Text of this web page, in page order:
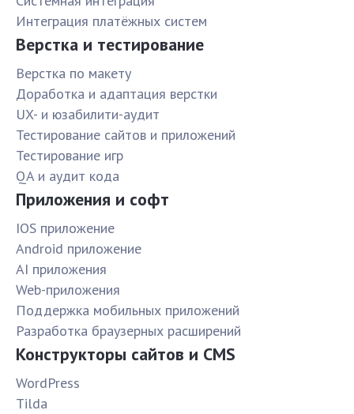
Интеграция платёжных систем
Верстка и тестирование
Верстка по макету
Доработка и адаптация верстки
UX- и юзабилити-аудит
Тестирование сайтов и приложений
Тестирование игр
QA и аудит кода
Приложения и софт
IOS приложение
Android приложение
AI приложения
Web-приложения
Поддержка мобильных приложений
Разработка браузерных расширений
Конструкторы сайтов и CMS
WordPress
Tilda